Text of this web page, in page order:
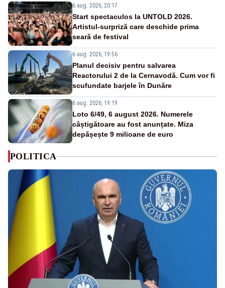
6 aug. 2026, 20:17
Start spectaculos la UNTOLD 2026.
Artistul-surpriză care deschide prima
seară de festival
6 aug. 2026, 19:56
Planul decisiv pentru salvarea
Reactorului 2 de la Cernavodă. Cum vor fi
scufundate barjele în Dunăre
6 aug. 2026, 19:19
Loto 6/49, 6 august 2026. Numerele
câștigătoare au fost anunțate. Miza
depășește 9 milioane de euro
POLITICA